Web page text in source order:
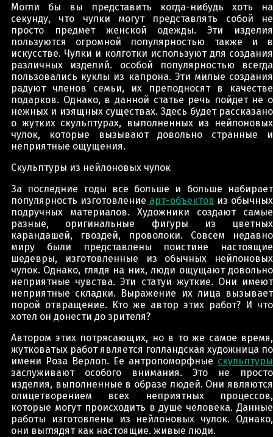
Могли бы вы представить когда-нибудь хоть на
секунду, что чулки могут представлять собой не
просто предмет женской одежды. Эти изделия
пользуются огромной популярностью также и в
искусстве. Чулки и колготки используют для создания
различных изделий. особой популярностью всегда
пользовались куклы из капрона. Эти милые создания
радуют членов семьи, их преподносят в качестве
подарков. Однако, в данной статье речь пойдет не о
нежных и изящных существах. Здесь будет рассказано
о жутких скульптурах, выполненных из нейлоновых
чулок, которые вызывают довольно странные и
неприятные ощущения.
Скульптуры из нейлоновых чулок
За последние годы все больше и больше набирает
популярность изготовление арт-объектов из обычных
подручных материалов. Художники создают самые
разные, оригинальные фигуры из цветных
карандашей, гвоздей, проволоки. Совсем недавно
миру были представлены поистине настоящие
шедевры, изготовленные из обычных нейлоновых
чулок. Однако, глядя на них, люди ощущают довольно
неприятные чувства. Эти статуи жуткие. Они имеют
неприятные складки. Выражение их лица вызывает
порой отвращение. Кто же автор этих работ? И что
хотел он донести до зрителя?
Автором этих потрясающих, но в то же самое время,
жутковатых работ является голландская художница по
имени Роза Верлоп. Ее антропоморфные скульптуры
заслуживают особого внимания. Это не просто
изделия, выполненные в образе людей. Они являются
олицетворением всех неприятных процессов,
которые могут происходить в душе человека. Данные
работы изготовлены из нейлоновых чулок. Однако,
они выглядят как настоящие. живые люди.